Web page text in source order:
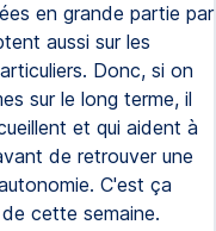
en grande partie par
aussi sur les
Donc, si on
sur le long terme, il
et qui aident à
de retrouver une
C'est ça
cette semaine.